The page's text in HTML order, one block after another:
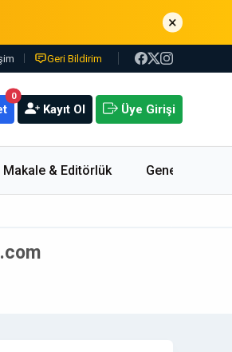
×
Geri Bildirim
0
Kayıt Ol Üye Girişi
Makale & Editörlük Genel